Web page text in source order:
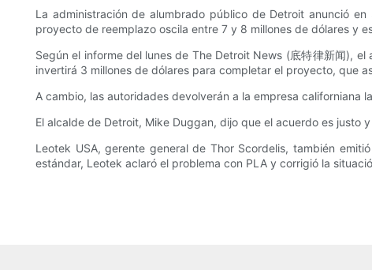
La administración de alumbrado público de Detroit anunció
proyecto de reemplazo oscila entre 7 y 8 millones de dólares y
Según el informe del lunes de The Detroit News (底特律新闻),
invertirá 3 millones de dólares para completar el proyecto, que
A cambio, las autoridades devolverán a la empresa californiana
El alcalde de Detroit, Mike Duggan, dijo que el acuerdo es
Leotek USA, gerente general de Thor Scordelis, también
estándar, Leotek aclaró el problema con PLA y corrigió la